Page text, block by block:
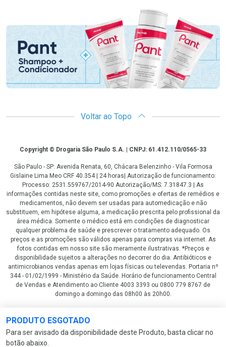
PRODUTO ESGOTADO
Para ser avisado da disponibilidade deste Produto, basta clicar no
botão abaixo.
Promoção em Destaque
Voltar ao Topo
CopyrightCopyright © Drogaria São Paulo S.A. | CNPJ: 61.412.110/0565-33
São Paulo - SP: Avenida Renata, 60, Chácara Belenzinho - Vila Formosa
Gislaine Lima Meo CRF 40.354 | 24 horas| Autorização de funcionamento:
Processo: 2531.559767/2014-90 Autorização/MS: 7.31847.3 | As
informações contidas neste site, como promoções e ofertas de remédios e
medicamentos, não devem ser usadas para automedicação e não
substituem, em hipótese alguma, a medicação prescrita pelo profissional da
área médica. Somente o médico está em condições de diagnosticar
qualquer problema de saúde e prescrever o tratamento adequado. Os
preços e as promoções são válidos apenas para compras via internet. As
fotos contidas em nosso site são meramente ilustrativas. *Preços e
disponibilidade sujeitos a alterações no decorrer do dia. Antibióticos e
antimicrobianos vendas apenas em lojas físicas ou televendas. Portaria nº
344 - 01/02/1999 - Ministério da Saúde. Horário de funcionamento Central
de Vendas e Atendimento ao Cliente 4003 3393 ou 0800 779 8767 de
domingo a domingo das 08h00 às 20h00.
LGPD Aceite os Cookies